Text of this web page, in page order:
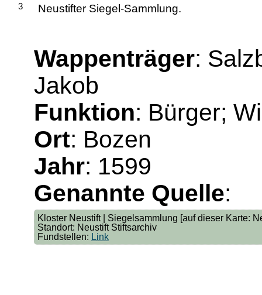
3 Neustifter Siegel-Sammlung.
Wappenträger:
Jakob
Funktion: Bürger;
Ort: Bozen
Jahr: 1599
Genannte Quelle:
Kloster Neustift | Siegelsammlung [auf dieser Karte:
Standort: Neustift Stiftsarchiv
Fundstellen: Link